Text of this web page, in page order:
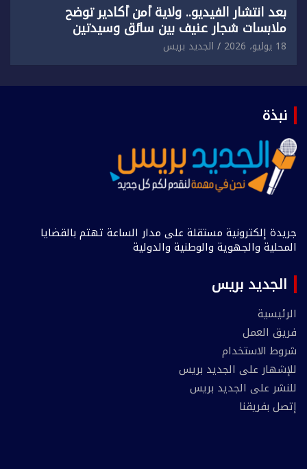
بعد انتشار الفيديو.. ولاية أمن أكادير توضح
ملابسات شجار عنيف بين سائق وسيدتين
18 يوليو، 2026 الجديد بريس
نبذة
جريدة إلكترونية مستقلة على مدار الساعة تهتم بالقضايا
المحلية والجهوية والوطنية والدولية
الجديد بريس
الرئيسية
فريق العمل
شروط الاستخدام
للإشهار على الجديد بريس
للنشر على الجديد بريس
إتصل بفريقنا